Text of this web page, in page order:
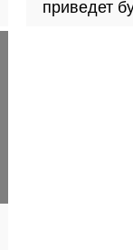
приведет